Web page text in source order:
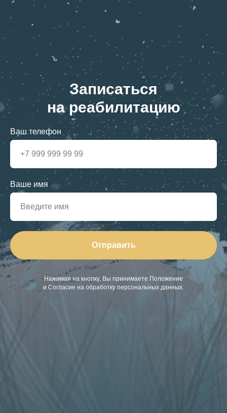
Записаться
на реабилитацию
Ваш телефон
Ваше имя
Отправить
Нажимая на кнопку, Вы принимаете Положение
и Согласие на обработку персональных данных.